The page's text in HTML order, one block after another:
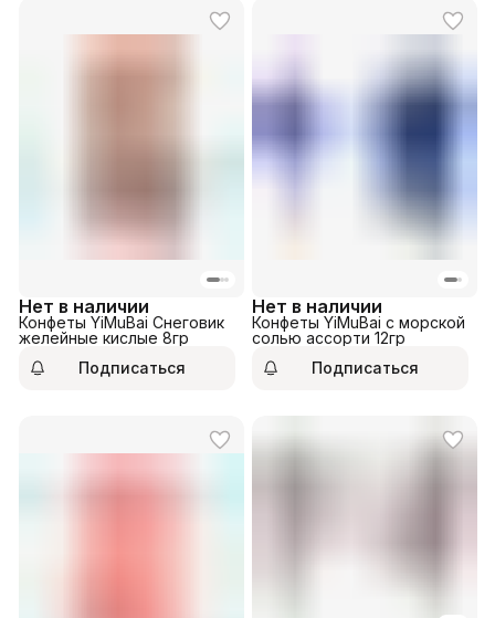
Нет в наличии
Конфеты YiMuBai Снеговик
желейные кислые 8гр
Подписаться
Нет в наличии
Конфеты YiMuBai с морской
солью ассорти 12гр
Подписаться